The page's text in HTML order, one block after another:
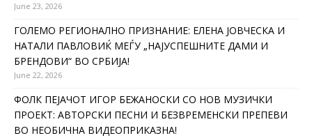
June 23, 2026
ГОЛЕМО РЕГИОНАЛНО ПРИЗНАНИЕ: ЕЛЕНА ЈОВЧЕСКА И
НАТАЛИ ПАВЛОВИЌ МЕЃУ „НАЈУСПЕШНИТЕ ДАМИ И
БРЕНДОВИ“ ВО СРБИЈА!
June 22, 2026
ФОЛК ПЕЈАЧОТ ИГОР БЕЖАНОСКИ СО НОВ МУЗИЧКИ
ПРОЕКТ: АВТОРСКИ ПЕСНИ И БЕЗВРЕМЕНСКИ ПРЕПЕВИ
ВО НЕОБИЧНА ВИДЕОПРИКАЗНА!